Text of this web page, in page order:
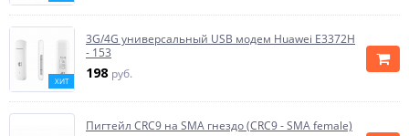
ХИТ
3G/4G универсальный USB модем Huawei E3372H
- 153
198 руб.
Пигтейл CRC9 на SMA гнездо (CRC9 - SMA female)